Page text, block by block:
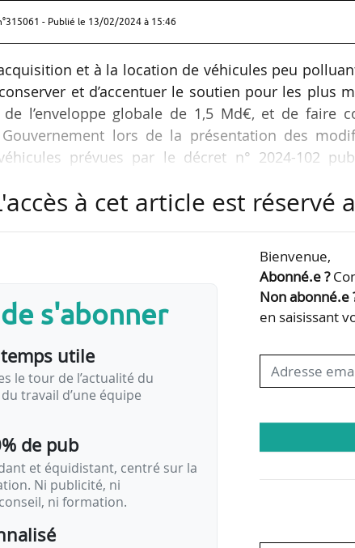
- Publié le 13/02/2024 à 15:46
et à la location de véhicules peu
et d’accentuer le soutien pour les plus
l’enveloppe globale de 1,5 Md€, et de faire
lors de la présentation des
prévues par le décret n° 2024-102
de véhicules. Une nouvelle vague est prévue
du bonus pour les moins modestes (déciles
à cet article est réservé
s'abonner
utile
le tour de l’actualité du
travail d’une équipe
de pub
et équidistant, centré sur la
Ni publicité, ni
ni formation.
Bienvenue,
Abonné.e ?
Non abonné.e
en saisissant